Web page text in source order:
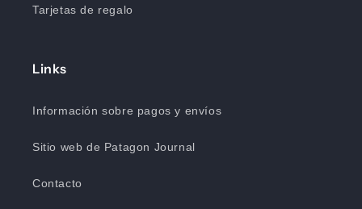
Tarjetas de regalo
Links
Información sobre pagos y envíos
Sitio web de Patagon Journal
Contacto